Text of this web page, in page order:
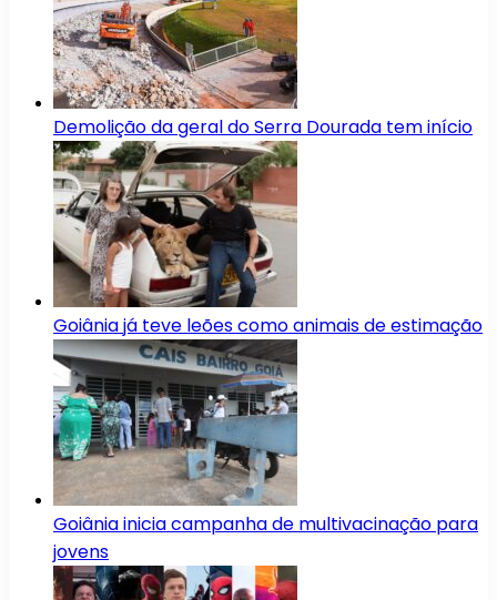
Demolição da geral do Serra Dourada tem início
Goiânia já teve leões como animais de estimação
Goiânia inicia campanha de multivacinação para
jovens